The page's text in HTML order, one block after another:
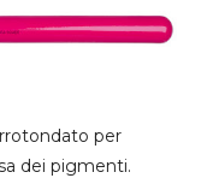
per
dei pigmenti.